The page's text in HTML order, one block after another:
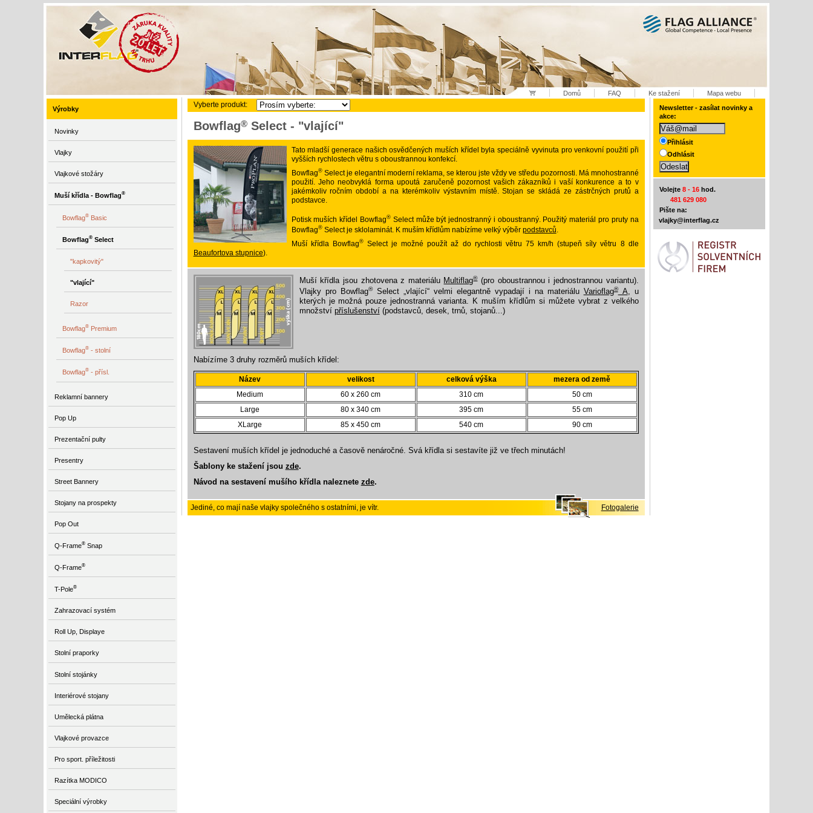
Domů FAQ Ke stažení Mapa webu
Vyberte produkt:
Bowflag®Select - "vlající"
Tato mladší generace našich osvědčených muších křídel byla speciálně vyvinuta pro venkovní použití při
vyšších rychlostech větru s oboustrannou konfekcí.
Bowflag®Select je elegantní moderní reklama, se kterou jste vždy ve středu pozornosti. Má mnohostranné
použití. Jeho neobvyklá forma upoutá zaručeně pozornost vašich zákazníků i vaší konkurence a to v
jakémkoliv ročním období a na kterémkoliv výstavním místě. Stojan se skládá ze zástrčných prutů a
podstavce.
Potisk muších křídel Bowflag®Select může být jednostranný i oboustranný. Použitý materiál pro pruty na
Bowflag®Select je sklolaminát. K muším křídlům nabízíme velký výběr podstavců
Muší křídla Bowflag®Select je možné použít až do rychlosti větru 75 km/h (stupeň síly větru 8 dle
Beaufortova stupnice).
Muší křídla jsou zhotovena z materiálu Multiflag®(pro oboustrannou i jednostrannou variantu).
Vlajky pro Bowflag®Select „vlající“ velmi elegantně vypadají i na materiálu Varioflag®A , u
kterých je možná pouze jednostranná varianta. K muším křídlům si můžete vybrat z velkého
množství příslušenství(podstavců, desek, trnů, stojanů...)
Nabízíme 3 druhy rozměrů muších křídel:
Název velikost celková výška
mezera od země
Medium
60 x 260 cm 310 cm
50 cm
Large
80 x 340 cm 395 cm
55 cm
XLarge
85 x 450 cm 540 cm 90 cm
Sestavení muších křídel je jednoduché a časově nenáročné. Svá křídla si sestavíte již ve třech minutách!
Šablony ke stažení jsou zde.
Návod na sestavení mušího křídla naleznete zde.
Jediné, co mají naše vlajky společného s ostatními, je vítr. Fotogalerie
Výrobky
Novinky
Vlajky
Vlajkové stožáry
Muší křídla - Bowflag®
Bowflag®Basic
Bowflag®Select
"kapkovitý"
"vlající"
Razor
Bowflag®Premium
Bowflag®- stolní
Bowflag®- přísl.
Reklamní bannery
Pop Up
Prezentační pulty
Presentry
Street Bannery
Stojany na prospekty
Pop Out
Q-Frame®Snap
Q-Frame®
T-Pole®
Zahrazovací systém
Roll Up, Displaye
Stolní praporky
Stolní stojánky
Interiérové stojany
Umělecká plátna
Vlajkové provazce
Pro sport. příležitosti
Razítka MODICO
Speciální výrobky
Newsletter - zasílat novinky a
akce:
Přihlásit
Odhlásit
Volejte8 - 16 hod.
481 629 080
Pište na:
vlajky@interflag.cz